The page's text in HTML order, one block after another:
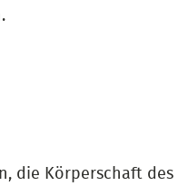
die Körperschaft